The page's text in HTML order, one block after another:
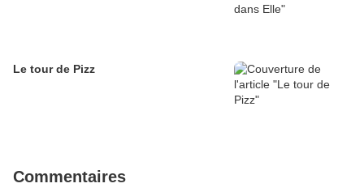
Le tour de Pizz
Commentaires